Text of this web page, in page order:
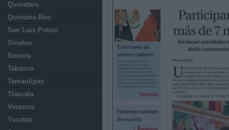
Queretaro
Quintana Roo
San Luis Potosi
Sinaloa
Sonora
Tabasco
Tamaulipas
Tlaxcala
Veracruz
Yucatan